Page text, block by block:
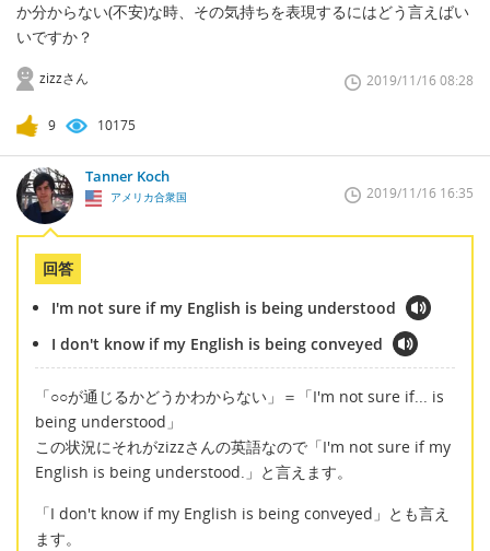
か分からない(不安)な時、その気持ちを表現するにはどう言えばい
いですか？
zizzさん 2019/11/16 08:28
9 10175
Tanner Koch
アメリカ合衆国 2019/11/16 16:35
回答
I'm not sure if my English is being understood
I don't know if my English is being conveyed
「○○が通じるかどうかわからない」＝「I'm not sure if... is
being understood」
この状況にそれがzizzさんの英語なので「I'm not sure if my
English is being understood.」と言えます。
「I don't know if my English is being conveyed」とも言え
ます。